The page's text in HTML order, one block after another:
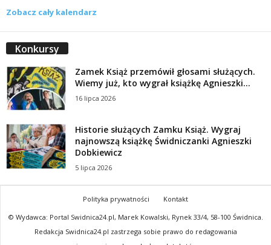
Zobacz cały kalendarz
Konkursy
Zamek Książ przemówił głosami służących.
Wiemy już, kto wygrał książkę Agnieszki...
16 lipca 2026
Historie służących Zamku Książ. Wygraj
najnowszą książkę Świdniczanki Agnieszki
Dobkiewicz
5 lipca 2026
Polityka prywatności
Kontakt
© Wydawca: Portal Swidnica24.pl, Marek Kowalski, Rynek 33/4, 58-100 Świdnica.
Redakcja Swidnica24.pl zastrzega sobie prawo do redagowania